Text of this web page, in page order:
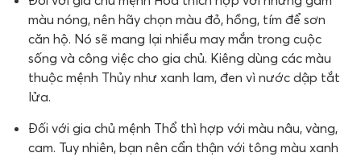
màu nóng, nên hãy chọn màu đỏ, hồng, tím để sơn
căn hộ. Nó sẽ mang lại nhiều may mắn trong cuộc
sống và công việc cho gia chủ. Kiêng dùng các màu
thuộc mệnh Thủy như xanh lam, đen vì nước dập tắt
lửa.
Đối với gia chủ mệnh Thổ thì hợp với màu nâu, vàng,
cam. Tuy nhiên, bạn nên cẩn thận với tông màu xanh